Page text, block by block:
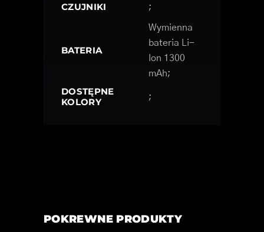
CZUJNIKI ;
BATERIA
Wymienna
bateria Li-
Ion 1300
mAh;
DOSTĘPNE
KOLORY
;
POKREWNE PRODUKTY